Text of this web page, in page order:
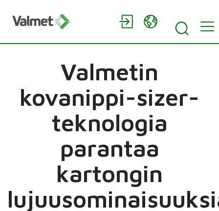
Valmetin
kovanippi-sizer-
teknologia
parantaa
kartongin